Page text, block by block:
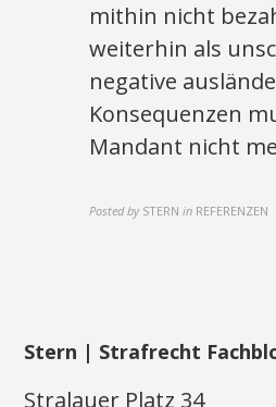
mithin nicht
weiterhin als
negative
Konsequenzen
Mandant nicht
Posted by STERN in REFERENZEN
Stern | Strafrecht
Stralauer Platz 34